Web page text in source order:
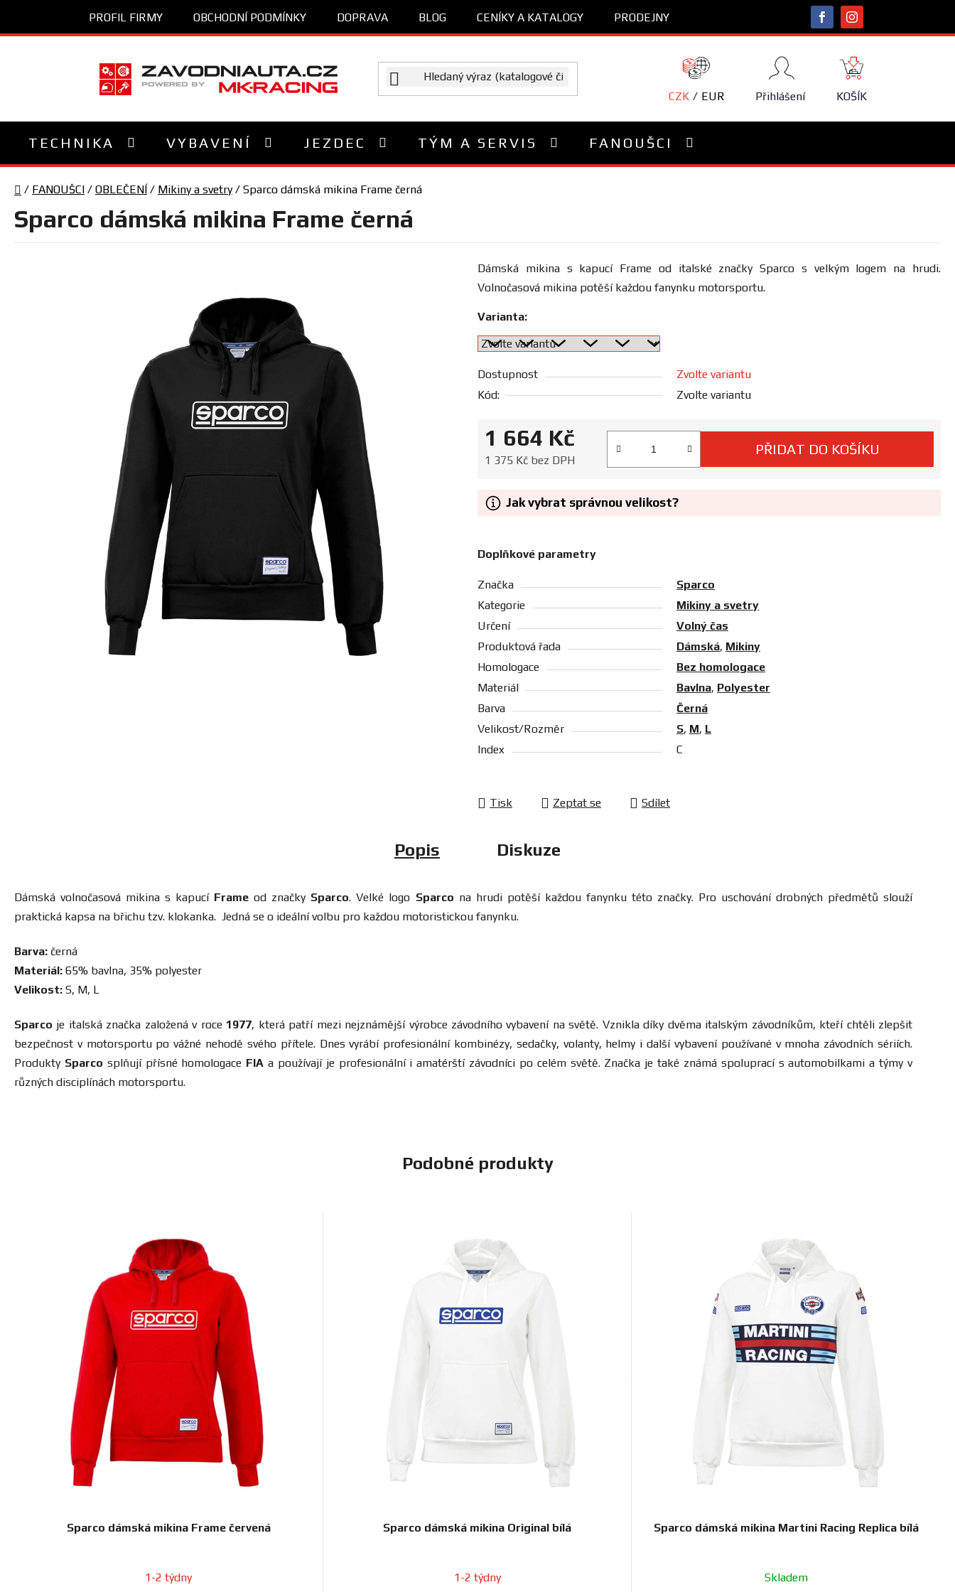
obsah
PROFIL FIRMY OBCHODNÍ PODMÍNKY DOPRAVA BLOG CENÍKY A KATALOGY PRODEJNY
CZK EUR Přihlášení
NÁKUPNÍ
KOŠÍK
KOŠÍK
TECHNIKA VYBAVENÍ JEZDEC TÝM A SERVIS FANOUŠCI
Domů
/ FANOUŠCI / OBLEČENÍ / Mikiny a svetry / Sparco dámská mikina Frame černá
Sparco dámská mikina Frame černá
Dámská mikina s kapucí Frame od italské značky Sparco s velkým logem na hrudi.
Volnočasová mikina potěší každou fanynku motorsportu.
Varianta:
Dostupnost
Zvolte variantu
Kód:
Zvolte variantu
1 664 Kč
1 375 Kč bez DPH
PŘIDAT DO KOŠÍKU
Jak vybrat správnou velikost?
Doplňkové parametry
Značka
Sparco
Kategorie
Mikiny a svetry
Určení
Volný čas
Produktová řada
Dámská, Mikiny
Homologace
Bez homologace
Materiál
Bavlna, Polyester
Barva
Černá
Velikost/Rozměr
S, M, L
Index
C
Tisk Zeptat se Sdílet
Popis Diskuze
Dámská volnočasová mikina s kapucí Frame od značky Sparco. Velké logo Sparco na hrudi potěší každou fanynku této značky. Pro uschování drobných předmětů slouží
praktická kapsa na břichu tzv. klokanka. Jedná se o ideální volbu pro každou motoristickou fanynku.
Barva: černá
Materiál: 65% bavlna, 35% polyester
Velikost: S, M, L
Sparco je italská značka založená v roce 1977, která patří mezi nejznámější výrobce závodního vybavení na světě. Vznikla díky dvěma italským závodníkům, kteří chtěli zlepšit
bezpečnost v motorsportu po vážné nehodě svého přítele. Dnes vyrábí profesionální kombinézy, sedačky, volanty, helmy i další vybavení používané v mnoha závodních sériích.
Produkty Sparco splňují přísné homologace FIA a používají je profesionální i amatérští závodníci po celém světě. Značka je také známá spoluprací s automobilkami a týmy v
různých disciplínách motorsportu.
Podobné produkty
Sparco dámská mikina Frame červená
1-2 týdny
Sparco dámská mikina Original bílá
1-2 týdny
Sparco dámská mikina Martini Racing Replica bílá
Skladem